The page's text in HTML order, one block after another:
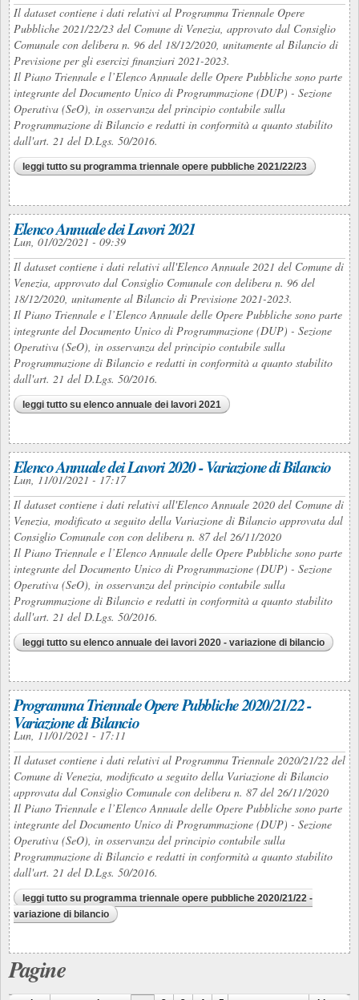
Il dataset contiene i dati relativi al Programma Triennale Opere
Pubbliche 2021/22/23 del Comune di Venezia, approvato dal Consiglio
Comunale con delibera n. 96 del 18/12/2020, unitamente al Bilancio di
Previsione per gli esercizi finanziari 2021-2023.
Il Piano Triennale e l’Elenco Annuale delle Opere Pubbliche sono parte
integrante del Documento Unico di Programmazione (DUP) - Sezione
Operativa (SeO), in osservanza del principio contabile sulla
Programmazione di Bilancio e redatti in conformità a quanto stabilito
dall'art. 21 del D.Lgs. 50/2016.
leggi tutto su programma triennale opere pubbliche 2021/22/23
Elenco Annuale dei Lavori 2021
Lun, 01/02/2021 - 09:39
Il dataset contiene i dati relativi all'Elenco Annuale 2021 del Comune di
Venezia, approvato dal Consiglio Comunale con delibera n. 96 del
18/12/2020, unitamente al Bilancio di Previsione 2021-2023.
Il Piano Triennale e l’Elenco Annuale delle Opere Pubbliche sono parte
integrante del Documento Unico di Programmazione (DUP) - Sezione
Operativa (SeO), in osservanza del principio contabile sulla
Programmazione di Bilancio e redatti in conformità a quanto stabilito
dall'art. 21 del D.Lgs. 50/2016.
leggi tutto su elenco annuale dei lavori 2021
Elenco Annuale dei Lavori 2020 - Variazione di Bilancio
Lun, 11/01/2021 - 17:17
Il dataset contiene i dati relativi all'Elenco Annuale 2020 del Comune di
Venezia, modificato a seguito della Variazione di Bilancio approvata dal
Consiglio Comunale con con delibera n. 87 del 26/11/2020
Il Piano Triennale e l’Elenco Annuale delle Opere Pubbliche sono parte
integrante del Documento Unico di Programmazione (DUP) - Sezione
Operativa (SeO), in osservanza del principio contabile sulla
Programmazione di Bilancio e redatti in conformità a quanto stabilito
dall'art. 21 del D.Lgs. 50/2016.
leggi tutto su elenco annuale dei lavori 2020 - variazione di bilancio
Programma Triennale Opere Pubbliche 2020/21/22 -
Variazione di Bilancio
Lun, 11/01/2021 - 17:11
Il dataset contiene i dati relativi al Programma Triennale 2020/21/22 del
Comune di Venezia, modificato a seguito della Variazione di Bilancio
approvata dal Consiglio Comunale con delibera n. 87 del 26/11/2020
Il Piano Triennale e l’Elenco Annuale delle Opere Pubbliche sono parte
integrante del Documento Unico di Programmazione (DUP) - Sezione
Operativa (SeO), in osservanza del principio contabile sulla
Programmazione di Bilancio e redatti in conformità a quanto stabilito
dall'art. 21 del D.Lgs. 50/2016.
leggi tutto su programma triennale opere pubbliche 2020/21/22 -
variazione di bilancio
Pagine